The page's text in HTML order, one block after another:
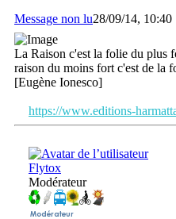
Message non lu28/09/14, 10:40
La Raison c'est la folie du plus
raison du moins fort c'est de la
[Eugène Ionesco]
https://www.editions-
Flytox
Modérateur